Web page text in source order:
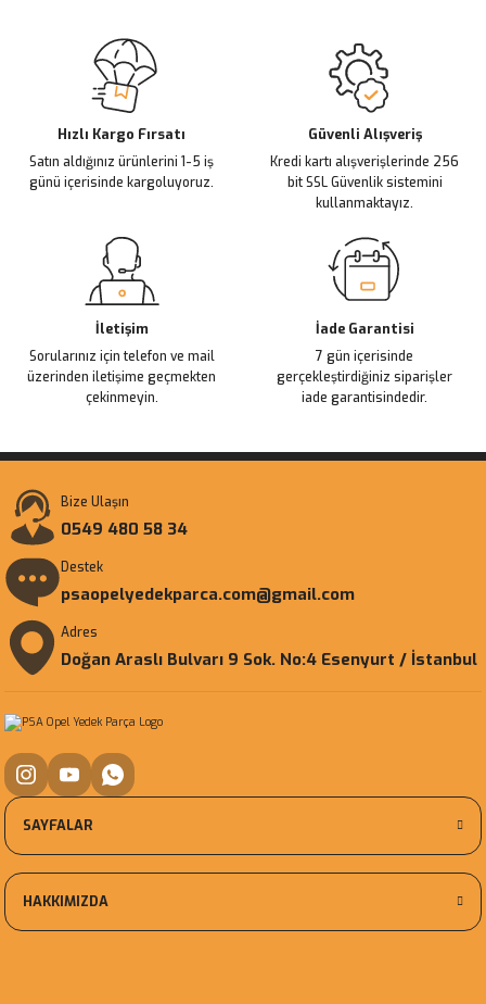
Ürün resmi kalitesiz, bozuk veya görüntülenemiyor.
Ürün açıklamasında eksik bilgiler bulunuyor.
Ürün bilgilerinde hatalar bulunuyor.
Ürün fiyatı diğer sitelerden daha pahalı.
Bu ürüne benzer farklı alternatifler olmalı.
Hızlı Kargo Fırsatı
Satın aldığınız ürünlerini 1-5 iş
günü içerisinde kargoluyoruz.
Güvenli Alışveriş
Kredi kartı alışverişlerinde 256
bit SSL Güvenlik sistemini
kullanmaktayız.
İletişim
Sorularınız için telefon ve mail
üzerinden iletişime geçmekten
çekinmeyin.
İade Garantisi
7 gün içerisinde
gerçekleştirdiğiniz siparişler
iade garantisindedir.
Bize Ulaşın
0549 480 58 34
Destek
psaopelyedekparca.com@gmail.com
Adres
Doğan Araslı Bulvarı 9 Sok. No:4 Esenyurt / İstanbul
SAYFALAR
HAKKIMIZDA